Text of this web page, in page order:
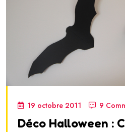
19 octobre 2011 9
Déco Halloween :